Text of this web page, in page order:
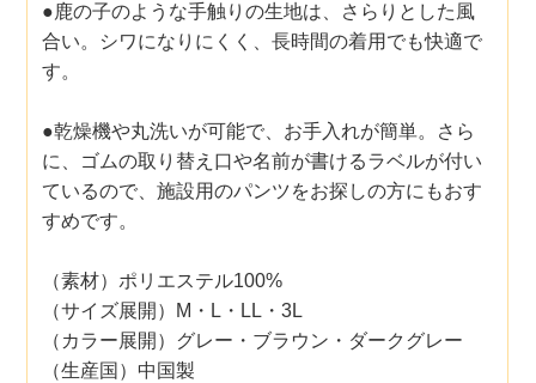
●鹿の子のような手触りの生地は、さらりとした風
合い。シワになりにくく、長時間の着用でも快適で
す。
●乾燥機や丸洗いが可能で、お手入れが簡単。さら
に、ゴムの取り替え口や名前が書けるラベルが付い
ているので、施設用のパンツをお探しの方にもおす
すめです。
（素材）ポリエステル100%
（サイズ展開）M・L・LL・3L
（カラー展開）グレー・ブラウン・ダークグレー
（生産国）中国製